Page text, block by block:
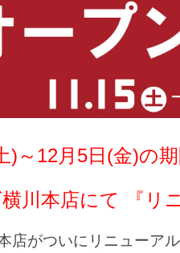
)～12月5日(金)の
川本店にて 『リ
店がついにリニューア